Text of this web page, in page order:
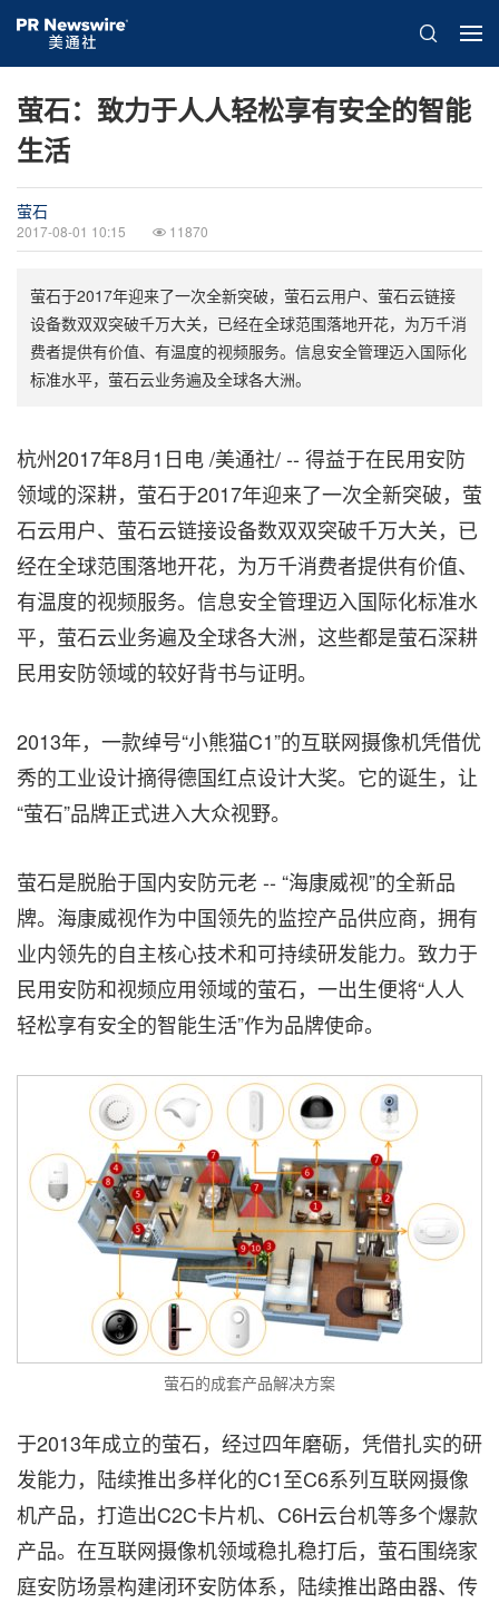
萤石：致力于人人轻松享有安全的智能
生活
萤石
2017-08-01 10:15 11870
萤石于2017年迎来了一次全新突破，萤石云用户、萤石云链接
设备数双双突破千万大关，已经在全球范围落地开花，为万千消
费者提供有价值、有温度的视频服务。信息安全管理迈入国际化
标准水平，萤石云业务遍及全球各大洲。
杭州2017年8月1日电 /美通社/ -- 得益于在民用安防
领域的深耕，萤石于2017年迎来了一次全新突破，萤
石云用户、萤石云链接设备数双双突破千万大关，已
经在全球范围落地开花，为万千消费者提供有价值、
有温度的视频服务。信息安全管理迈入国际化标准水
平，萤石云业务遍及全球各大洲，这些都是萤石深耕
民用安防领域的较好背书与证明。
2013年，一款绰号“小熊猫C1”的互联网摄像机凭借优
秀的工业设计摘得德国红点设计大奖。它的诞生，让
“萤石”品牌正式进入大众视野。
萤石是脱胎于国内安防元老 -- “海康威视”的全新品
牌。海康威视作为中国领先的监控产品供应商，拥有
业内领先的自主核心技术和可持续研发能力。致力于
民用安防和视频应用领域的萤石，一出生便将“人人
轻松享有安全的智能生活”作为品牌使命。
萤石的成套产品解决方案
于2013年成立的萤石，经过四年磨砺，凭借扎实的研
发能力，陆续推出多样化的C1至C6系列互联网摄像
机产品，打造出C2C卡片机、C6H云台机等多个爆款
产品。在互联网摄像机领域稳扎稳打后，萤石围绕家
庭安防场景构建闭环安防体系，陆续推出路由器、传